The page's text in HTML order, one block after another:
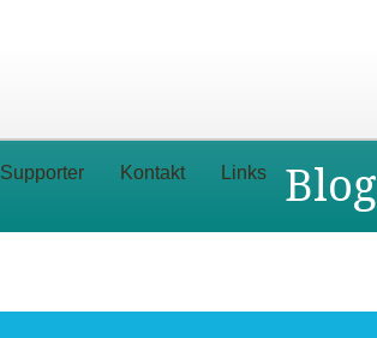
Supporter Kontakt Links Blog